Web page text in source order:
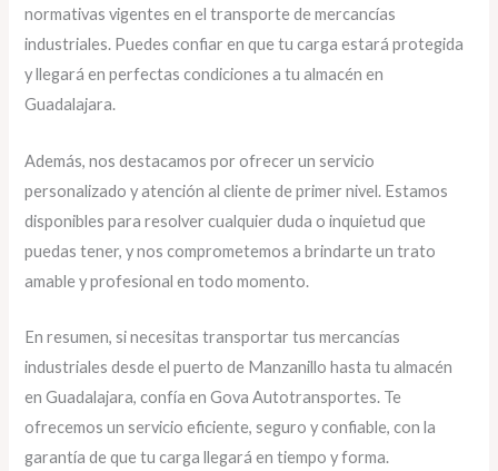
normativas vigentes en el transporte de mercancías
industriales. Puedes confiar en que tu carga estará protegida
y llegará en perfectas condiciones a tu almacén en
Guadalajara.
Además, nos destacamos por ofrecer un servicio
personalizado y atención al cliente de primer nivel. Estamos
disponibles para resolver cualquier duda o inquietud que
puedas tener, y nos comprometemos a brindarte un trato
amable y profesional en todo momento.
En resumen, si necesitas transportar tus mercancías
industriales desde el puerto de Manzanillo hasta tu almacén
en Guadalajara, confía en Gova Autotransportes. Te
ofrecemos un servicio eficiente, seguro y confiable, con la
garantía de que tu carga llegará en tiempo y forma.